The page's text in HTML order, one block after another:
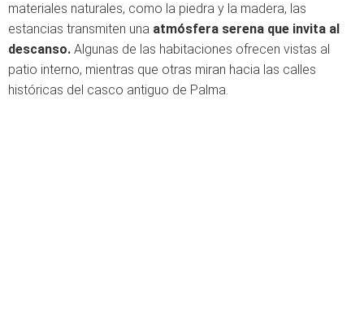
materiales naturales, como la piedra y la madera, las
estancias transmiten una atmósfera serena que invita al
descanso. Algunas de las habitaciones ofrecen vistas al
patio interno, mientras que otras miran hacia las calles
históricas del casco antiguo de Palma.